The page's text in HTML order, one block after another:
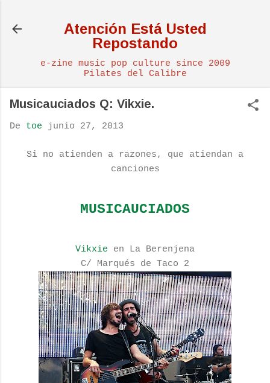
Atención Está Usted
Repostando
e-zine music pop culture since 2009
Pilates del Calibre
Musicauciados Q: Vikxie.
De toe junio 27, 2013
Si no atienden a razones, que atiendan a
canciones
MUSICAUCIADOS
Vikxie en La Berenjena
C/ Marqués de Taco 2